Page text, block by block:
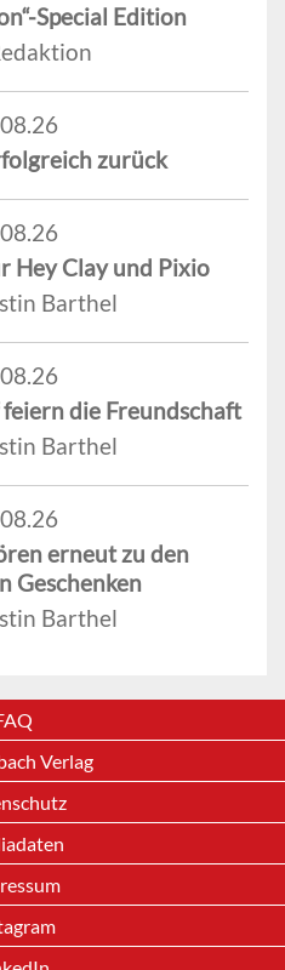
Special Edition
zurück
Hey Clay und Pixio
Barthel
die Freundschaft
Barthel
erneut zu den
Geschenken
Barthel
Verlag